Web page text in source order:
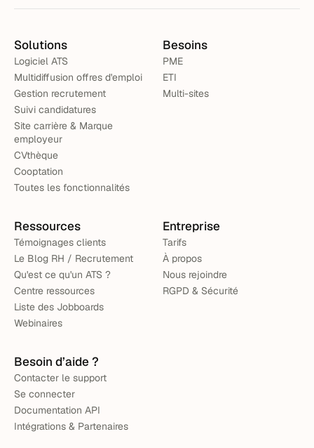
Solutions
Logiciel ATS
Multidiffusion offres d'emploi
Gestion recrutement
Suivi candidatures
Site carrière & Marque
employeur
CVthèque
Cooptation
Toutes les fonctionnalités
Besoins
PME
ETI
Multi-sites
Ressources
Témoignages clients
Le Blog RH / Recrutement
Qu'est ce qu'un ATS ?
Centre ressources
Liste des Jobboards
Webinaires
Entreprise
Tarifs
À propos
Nous rejoindre
RGPD & Sécurité
Besoin d’aide ?
Contacter le support
Se connecter
Documentation API
Intégrations & Partenaires